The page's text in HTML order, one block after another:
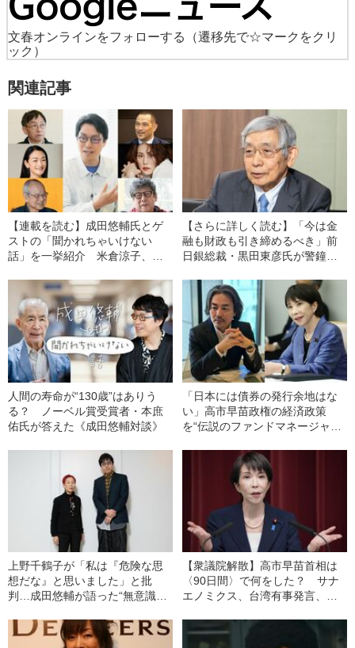
文春オンラインをフォローする
（遷移先で☆マークをクリ
ック）
関連記事
【連載を読む】成田悠輔氏とゲ
ストの「聞かれちゃいけない
話」を一挙紹介 米倉涼子、横
上野千鶴子、冨永愛、隈研吾、
野村万作…【記事まとめ】
【さらに詳しく読む】「今は金
融も財政も引き締めるべき」前
日銀総裁・黒田東彦氏が警鐘を
人間の寿命が“130歳”はありう
る？ ノーベル賞受賞者・本庶
佑氏が答えた《成田悠輔対談》
「日本には債券の発行余地はな
い」高市早苗政権の経済政策
を“伝説のファンドマネージャ
上野千鶴子が「私は『危険な思
想だな』と思いました」と批
判…成田悠輔が語った“無意識民
【衆議院解散】高市早苗首相は
〈90日間〉で何をした？ サナ
エノミクス、台湾有事発言、防
析》